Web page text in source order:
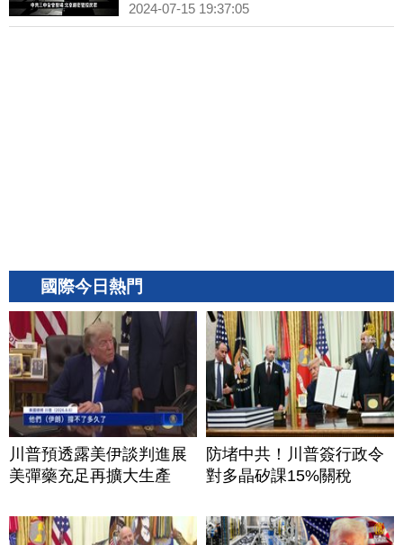
2024-07-15 19:37:05
國際今日熱門
川普預透露美伊談判進展
美彈藥充足再擴大生產
防堵中共！川普簽行政令
對多晶矽課15%關稅